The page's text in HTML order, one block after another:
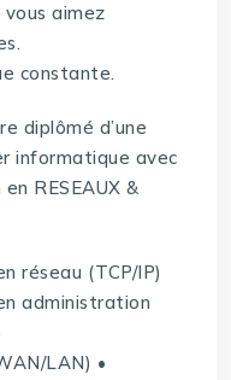
vous aimez
constante.
diplômé d’une
informatique avec
RESEAUX &
réseau (TCP/IP)
administration
LAN) •